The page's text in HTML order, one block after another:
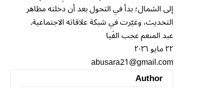
إلى الشمال؛ بدأ في التحول بعد أن دخلته مظاهر
التحديث، وغيّرت في شبكة علاقاته الاجتماعية.
عبد المنعم عجب الفَيا
٢٢ مايو ٢٠٢٦
abusara21@gmail.com
Author